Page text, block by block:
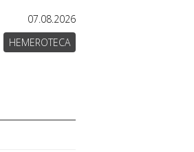
07.08.2026
HEMEROTECA